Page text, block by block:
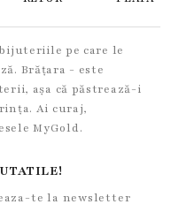
pe care le
Brățara - este
așa că păstrează-i
Ai curaj,
MyGold.
te la newsletter